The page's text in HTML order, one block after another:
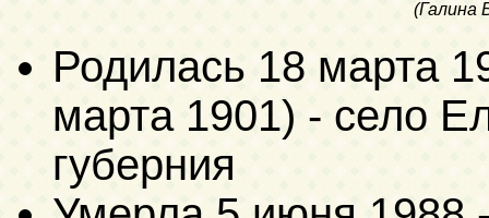
(Галина
Родилась 18 марта
марта 1901) - село
губерния